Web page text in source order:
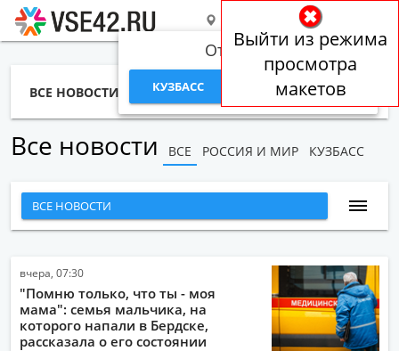
Выйти из режима
просмотра
макетов
РОССИЯ И МИР
Откуда вы?
КУЗБАСС РОССИЯ И МИР
ВСЕ НОВОСТИ СТАТЬИ ТЕМЫ ФОТО
Все новости ВСЕ РОССИЯ И МИР КУЗБАСС
ВСЕ НОВОСТИ
НАРОДНЫЕ НОВОСТИ
НОВОСТИ С ВИДЕО
НОВОСТИ КОМПАНИЙ
ГЛАВНЫЕ НОВОСТИ
вчера, 07:30
"Помню только, что ты - моя
мама": семья мальчика, на
которого напали в Бердске,
рассказала о его состоянии